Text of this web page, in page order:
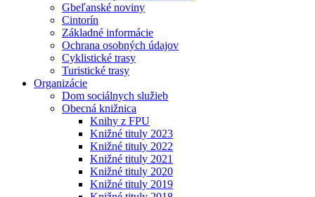
Gbeľanské noviny
Cintorín
Základné informácie
Ochrana osobných údajov
Cyklistické trasy
Turistické trasy
Organizácie
Dom sociálnych služieb
Obecná knižnica
Knihy z FPU
Knižné tituly 2023
Knižné tituly 2022
Knižné tituly 2021
Knižné tituly 2020
Knižné tituly 2019